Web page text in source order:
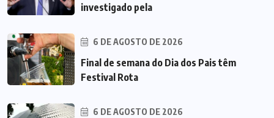
investigado pela
6 DE AGOSTO DE 2026
Final de semana do Dia dos Pais têm
Festival Rota
6 DE AGOSTO DE 2026